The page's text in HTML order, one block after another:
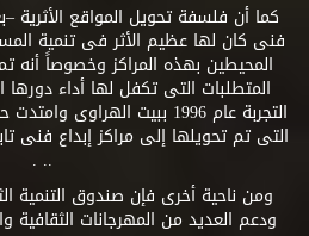
كما أن فلسفة تحويل المواقع الأثرية
فنى كان لها عظيم الأثر فى تنمية
المحيطين بهذه المراكز وخصوصاً أنه
المتطلبات التى تكفل لها أداء
التجربة عام 1996 ببيت
.. .
ومن ناحية أخرى فإن صندوق التنمية
ودعم العديد من المهرجانات الثقافية